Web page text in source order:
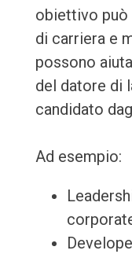
obiettivo
di carriera e
possono
del datore di
candidato
Ad esempio: